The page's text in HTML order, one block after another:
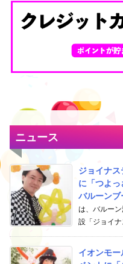
ニュース
ジョイナ
に「つよ
バルーンブ
は、バルー
設「ジョイ
イオンモ